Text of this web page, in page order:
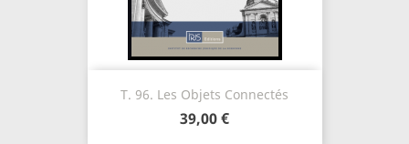
T. 96. Les Objets Connectés
39,00 €